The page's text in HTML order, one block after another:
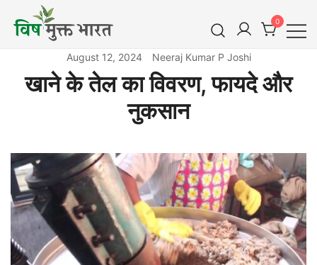
Vish Mukt Bharat
विष मुक्त भारत
0
August 12, 2024 Neeraj Kumar P Joshi
खाने के तेल का विवरण, फायदे और
नुकसान